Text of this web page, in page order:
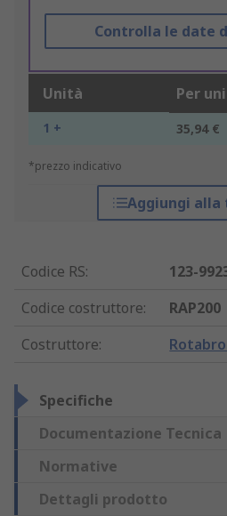
Controlla le date
Unità Per
1 + 35,94 €
*prezzo indicativo
Aggiungi alla
Codice RS:
123-
Codice costruttore:
RAP200
Costruttore:
Specifiche
Documentazione Tecnica
Normative
Dettagli prodotto